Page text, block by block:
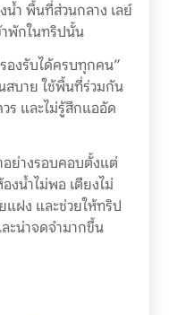
น้ำ พื้นที่ส่วนกลาง เลย์
พักในทริปนั้น
องรับได้ครบทุกคน”
สบาย ใช้พื้นที่ร่วมกัน
ร และไม่รู้สึกแออัด
อย่างรอบคอบตั้งแต่
งน้ำไม่พอ เตียงไม่
แฝง และช่วยให้ทริป
ะน่าจดจำมากขึ้น